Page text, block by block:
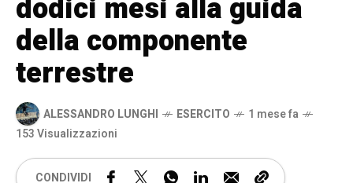
dodici mesi alla guida
della componente
terrestre
ALESSANDRO LUNGHI ESERCITO
1 mese fa
153 Visualizzazioni
CONDIVIDI